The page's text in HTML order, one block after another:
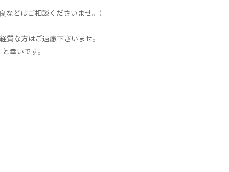
どはご相談くださいませ。）
な方はご遠慮下さいませ。
幸いです。